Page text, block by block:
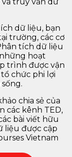
dữ liệu, bạn
trường, các cơ
tích dữ liệu
hoạt
trình được vận
tổ chức phi lợi
chia sẻ của
các kênh TED,
bài viết hữu
liệu được cập
Vietnam